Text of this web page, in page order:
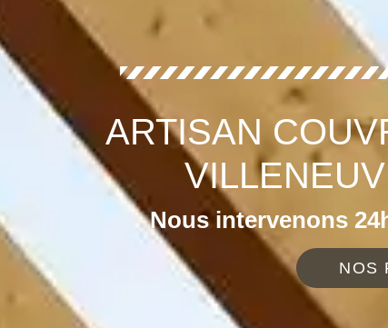
ARTISAN
Nous intervenons
NOS